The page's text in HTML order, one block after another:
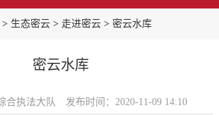
> 生态密云> 走进密云> 密云水库
密云水库
合执法大队 发布时间：2020-11-09 14:10